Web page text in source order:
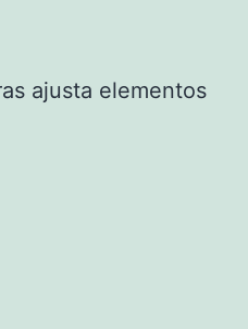
ajusta elementos